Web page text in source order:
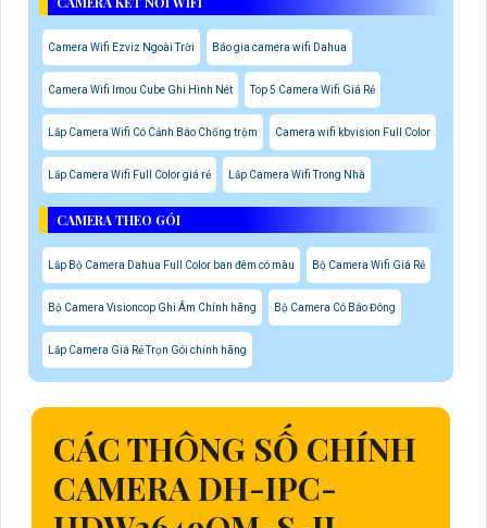
Camera Wifi Ezviz Ngoài Trời Báo gia camera wifi Dahua
Camera Wifi Imou Cube Ghi Hình Nét Top 5 Camera Wifi Giá Rẻ
Lắp Camera Wifi Có Cảnh Báo Chống trộm Camera wifi kbvision Full Color
Lắp Camera Wifi Full Color giá rẻ Lắp Camera Wifi Trong Nhà
CAMERA THEO GÓI
Lắp Bộ Camera Dahua Full Color ban đêm có màu Bộ Camera Wifi Giá Rẻ
Bộ Camera Visioncop Ghi Âm Chính hãng Bộ Camera Có Báo Đông
Lắp Camera Giá Rẻ Trọn Gói chính hãng
CÁC THÔNG SỐ CHÍNH
CAMERA DH-IPC-